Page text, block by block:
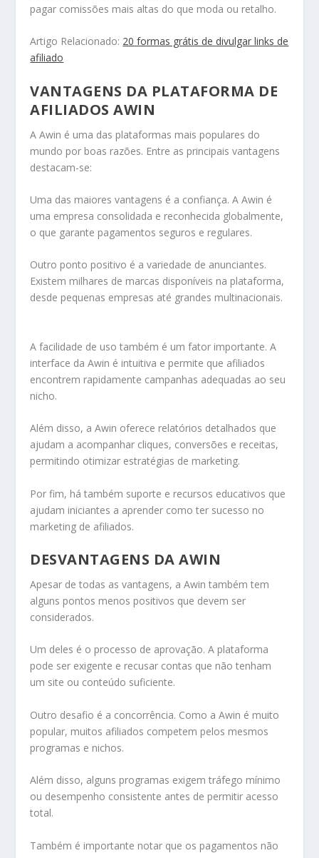
pagar comissões mais altas do que moda ou retalho.
Artigo Relacionado: 20 formas grátis de divulgar links de
afiliado
VANTAGENS DA PLATAFORMA DE
AFILIADOS AWIN
A Awin é uma das plataformas mais populares do
mundo por boas razões. Entre as principais vantagens
destacam-se:
Uma das maiores vantagens é a confiança. A Awin é
uma empresa consolidada e reconhecida globalmente,
o que garante pagamentos seguros e regulares.
Outro ponto positivo é a variedade de anunciantes.
Existem milhares de marcas disponíveis na plataforma,
desde pequenas empresas até grandes multinacionais.
A facilidade de uso também é um fator importante. A
interface da Awin é intuitiva e permite que afiliados
encontrem rapidamente campanhas adequadas ao seu
nicho.
Além disso, a Awin oferece relatórios detalhados que
ajudam a acompanhar cliques, conversões e receitas,
permitindo otimizar estratégias de marketing.
Por fim, há também suporte e recursos educativos que
ajudam iniciantes a aprender como ter sucesso no
marketing de afiliados.
DESVANTAGENS DA AWIN
Apesar de todas as vantagens, a Awin também tem
alguns pontos menos positivos que devem ser
considerados.
Um deles é o processo de aprovação. A plataforma
pode ser exigente e recusar contas que não tenham
um site ou conteúdo suficiente.
Outro desafio é a concorrência. Como a Awin é muito
popular, muitos afiliados competem pelos mesmos
programas e nichos.
Além disso, alguns programas exigem tráfego mínimo
ou desempenho consistente antes de permitir acesso
total.
Também é importante notar que os pagamentos não